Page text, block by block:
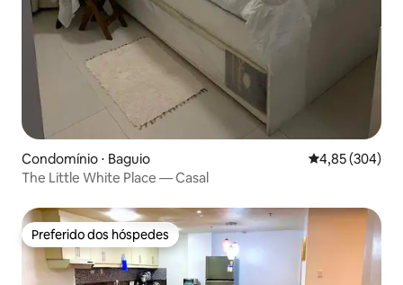
Condomínio ⋅ Baguio 4,85 de uma
4,85 (304)
The Little White Place — Casal
Preferido dos hóspedes
Preferido dos hóspedes